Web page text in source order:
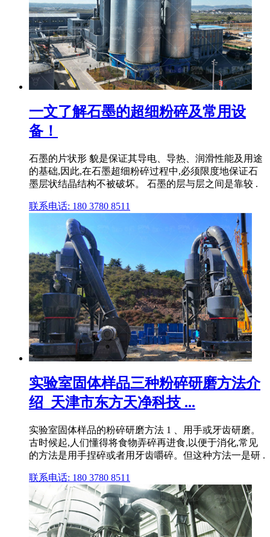
一文了解石墨的超细粉碎及常用设
备！
石墨的片状形 貌是保证其导电、导热、润滑性能及用途
的基础,因此,在石墨超细粉碎过程中,必须限度地保证石
墨层状结晶结构不被破坏。 石墨的层与层之间是靠较 .
联系电话: 180 3780 8511
实验室固体样品三种粉碎研磨方法介
绍_天津市东方天净科技 ...
实验室固体样品的粉碎研磨方法 1 、用手或牙齿研磨。
古时候起,人们懂得将食物弄碎再进食,以便于消化,常见
的方法是用手捏碎或者用牙齿嚼碎。但这种方法一是研 .
联系电话: 180 3780 8511